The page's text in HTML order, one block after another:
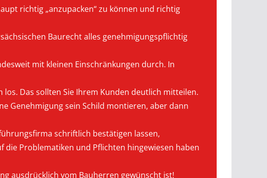
richtig „anzupacken“ zu können und richtig
Baurecht alles genehmigungspflichtig
mit kleinen Einschränkungen durch. In
los. Das sollten Sie Ihrem Kunden deutlich mitteilen.
Genehmigung sein Schild montieren, aber dann
schriftlich bestätigen lassen,
die Problematiken und Pflichten hingewiesen haben
ausdrücklich vom Bauherren gewünscht ist!